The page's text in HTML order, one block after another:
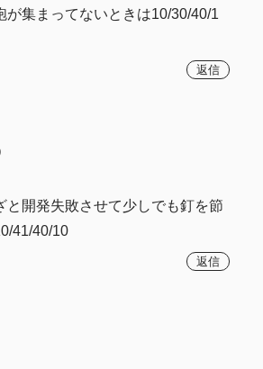
が集まってないときは10/30/40/1
返信
と開発失敗させて少しでも釘を節
41/40/10
返信